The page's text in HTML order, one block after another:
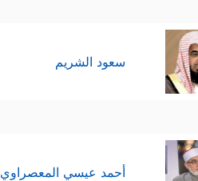
سعود الشريم
أحمد عيسي المعصراوي